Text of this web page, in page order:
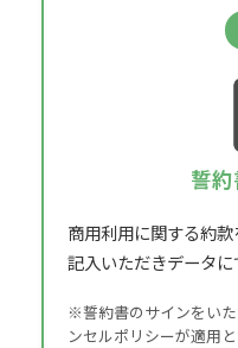
誓
商用利用に関する約款
記入いただきデータに
※誓約書のサインをい
ンセルポリシーが適用と